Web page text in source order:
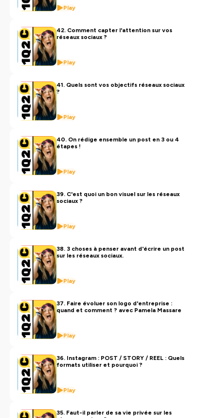
Hébergé par Ausha. Visitez
Play
42. Comment capter l'attention sur vos
réseaux sociaux ?
Play
41. Quels sont vos objectifs réseaux sociaux
?
Play
40. On rédige ensemble un post en 3 ou 4
étapes !
Play
39. C'est quoi un bon visuel sur les réseaux
sociaux ?
Play
38. 3 choses à penser avant d'écrire un post
sur les réseaux sociaux.
Play
37. Faire évoluer son logo d'entreprise :
quand et comment ? avec Pamela Massare
Play
36. Instagram : POST / STORY / REEL : Quels
formats utiliser et pourquoi ?
Play
35. Faut-il parler de sa vie privée sur les